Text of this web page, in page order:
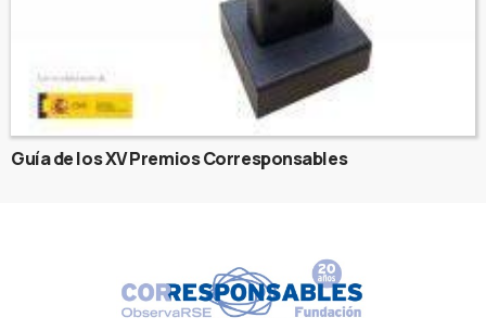
Guía de los XV Premios Corresponsables